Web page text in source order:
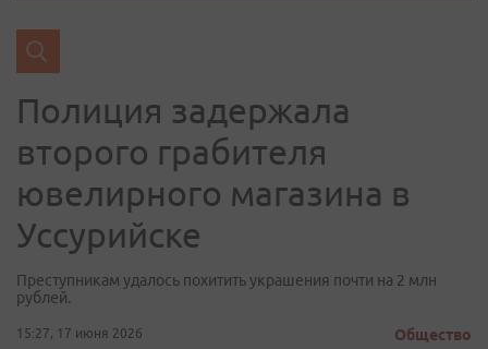
Полиция задержала
второго грабителя
ювелирного магазина в
Уссурийске
Преступникам удалось похитить украшения почти на 2 млн
рублей.
15:27, 17 июня 2026 Общество